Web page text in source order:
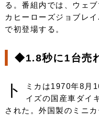
る。番組内では、ウェ
カヒーローズジョブレ
で初登場する。
◆1.8秒に1台売
ト
ミカは1970年8月
イズの国産車ダイ
された。外国製のミニ